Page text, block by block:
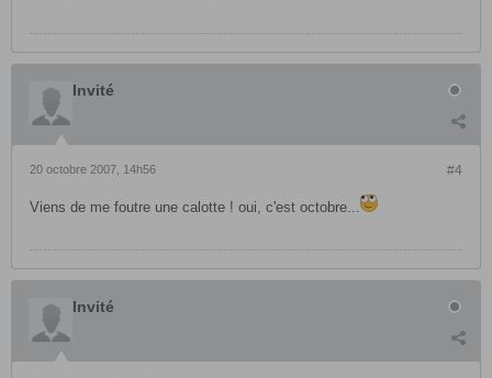
Invité
#4
20 octobre 2007, 14h56
Viens de me foutre une calotte ! oui, c'est octobre...
Invité